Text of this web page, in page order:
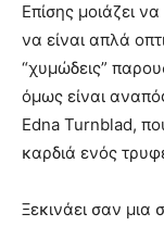
Επίσης μοιάζει
να είναι απλά
“χυμώδεις”
όμως είναι
Edna Turnblad,
καρδιά ενός
Ξεκινάει σαν μια